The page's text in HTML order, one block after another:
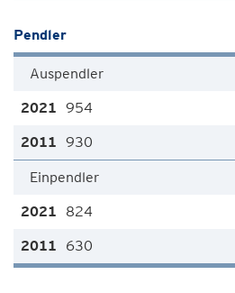
Pendler
Auspendler
954
930
Einpendler
824
630